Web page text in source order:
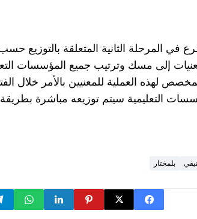
في المرحلة الثانية المتعلقة بالتوزيع
المهنيين والمعنيات إلى مسك وترتيب جميع المؤسسات
بلمختار